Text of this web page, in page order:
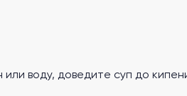
воду, доведите суп до